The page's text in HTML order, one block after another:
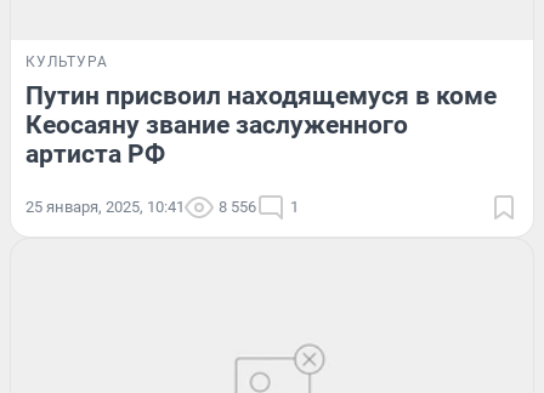
КУЛЬТУРА
Путин присвоил находящемуся в коме
Кеосаяну звание заслуженного
артиста РФ
25 января, 2025, 10:41 8 556 1